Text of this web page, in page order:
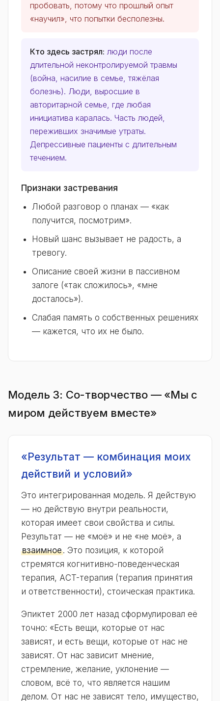
пробовать, потому что прошлый опыт
«научил», что попытки бесполезны.
Кто здесь застрял: люди после
длительной неконтролируемой травмы
(война, насилие в семье, тяжёлая
болезнь). Люди, выросшие в
авторитарной семье, где любая
инициатива каралась. Часть людей,
переживших значимые утраты.
Депрессивные пациенты с длительным
течением.
Признаки застревания
Любой разговор о планах — «как
получится, посмотрим».
Новый шанс вызывает не радость, а
тревогу.
Описание своей жизни в пассивном
залоге («так сложилось», «мне
досталось»).
Слабая память о собственных решениях
— кажется, что их не было.
Модель 3: Со-творчество — «Мы с
миром действуем вместе»
«Результат — комбинация моих
действий и условий»
Это интегрированная модель. Я действую
— но действую внутри реальности,
которая имеет свои свойства и силы.
Результат — не «моё» и не «не моё», а
взаимное. Это позиция, к которой
стремятся когнитивно-поведенческая
терапия, ACT-терапия (терапия принятия
и ответственности), стоическая практика.
Эпиктет 2000 лет назад сформулировал её
точно: «Есть вещи, которые от нас
зависят, и есть вещи, которые от нас не
зависят. От нас зависит мнение,
стремление, желание, уклонение —
словом, всё то, что является нашим
делом. От нас не зависят тело, имущество,